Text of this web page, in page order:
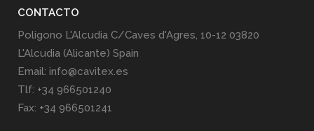
CONTACTO
Poligono L'Alcudia C/Caves d'Agres, 10-12 03820
L'Alcudia (Alicante) Spain
Email: info@cavitex.es
Tlf: +34 966501240
Fax: +34 966501241